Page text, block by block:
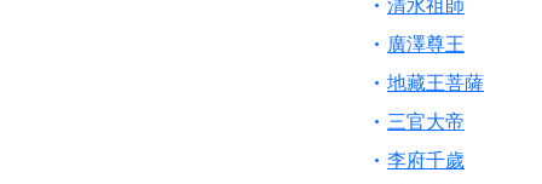
廣澤尊王
地藏王菩薩
三官大帝
李府千歲